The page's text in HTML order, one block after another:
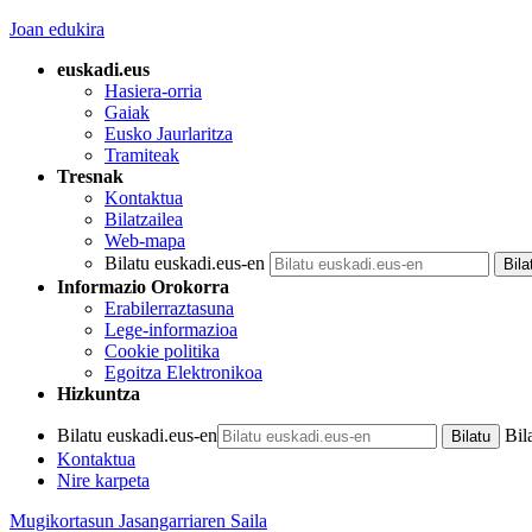
Joan edukira
euskadi.eus
Hasiera-orria
Gaiak
Eusko Jaurlaritza
Tramiteak
Tresnak
Kontaktua
Bilatzailea
Web-mapa
Bilatu euskadi.eus-en
Informazio Orokorra
Erabilerraztasuna
Lege-informazioa
Cookie politika
Egoitza Elektronikoa
Hizkuntza
Bilatu euskadi.eus-en
Kontaktua
Nire karpeta
Mugikortasun Jasangarriaren Saila